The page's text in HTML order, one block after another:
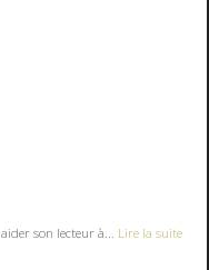
son lecteur à... Lire la suite